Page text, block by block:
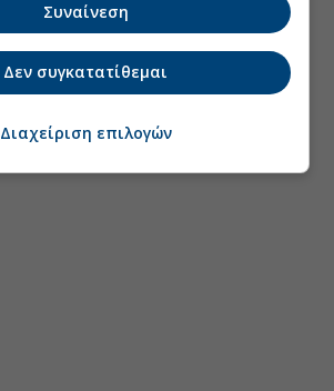
Συναίνεση
Δεν συγκατατίθεμαι
Διαχείριση επιλογών